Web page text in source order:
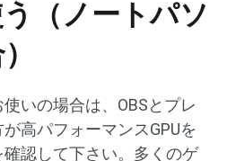
（ノートパソ
いの場合は、OBSとプレ
高パフォーマンスGPUを
認して下さい。多くのゲ